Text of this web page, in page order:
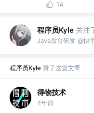
14
程序员Kyle 关注
Java后台研发 @快
程序员Kyle 赞了这篇文章
得物技术
4年前